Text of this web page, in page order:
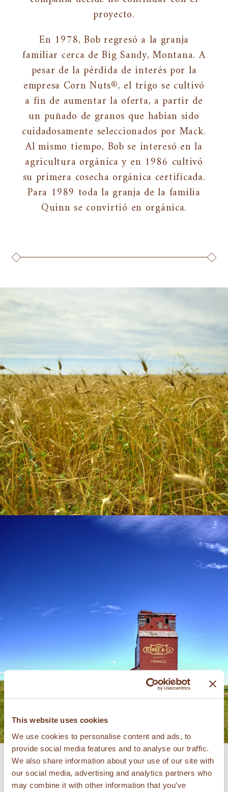
This website uses cookies
We use cookies to personalise content and ads, to
provide social media features and to analyse our traffic.
We also share information about your use of our site with
our social media, advertising and analytics partners who
may combine it with other information that you’ve
proyecto.
En 1978, Bob regresó a la granja
familiar cerca de Big Sandy, Montana. A
pesar de la pérdida de interés por la
empresa Corn Nuts®, el trigo se cultivó
a fin de aumentar la oferta, a partir de
un puñado de granos que habían sido
cuidadosamente seleccionados por Mack.
Al mismo tiempo, Bob se interesó en la
agricultura orgánica y en 1986 cultivó
su primera cosecha orgánica certificada.
Para 1989 toda la granja de la familia
Quinn se convirtió en orgánica.